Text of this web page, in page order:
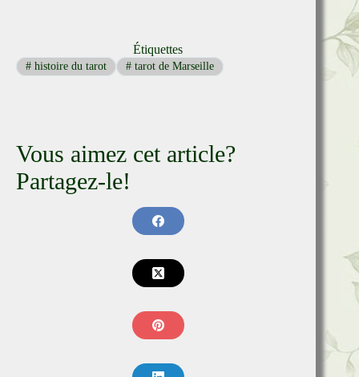
Étiquettes
#histoire du tarot #tarot de Marseille
Vous aimez cet article?
Partagez-le!